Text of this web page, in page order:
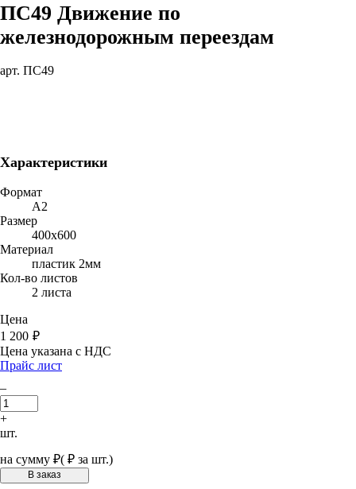
ПС49 Движение по
железнодорожным переездам
арт. ПС49
Характеристики
Формат
A2
Размер
400х600
Материал
пластик 2мм
Кол-во листов
2 листа
Цена
1 200 ₽
Цена указана с НДС
Прайс лист
–
+
шт.
на сумму ₽( ₽ за шт.)